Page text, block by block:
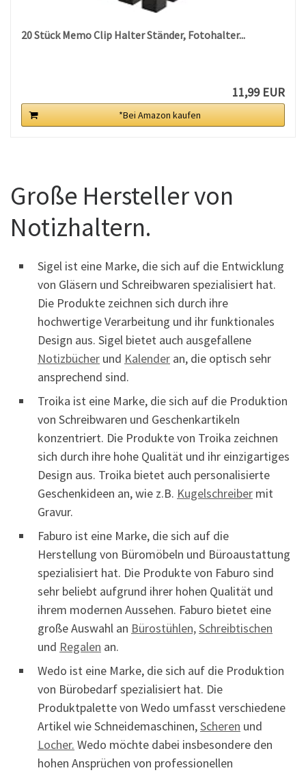
20 Stück Memo Clip Halter Ständer, Fotohalter...
11,99 EUR
*Bei Amazon kaufen
Große Hersteller von
Notizhaltern.
Sigel ist eine Marke, die sich auf die Entwicklung
von Gläsern und Schreibwaren spezialisiert hat.
Die Produkte zeichnen sich durch ihre
hochwertige Verarbeitung und ihr funktionales
Design aus. Sigel bietet auch ausgefallene
Notizbücher und Kalender an, die optisch sehr
ansprechend sind.
Troika ist eine Marke, die sich auf die Produktion
von Schreibwaren und Geschenkartikeln
konzentriert. Die Produkte von Troika zeichnen
sich durch ihre hohe Qualität und ihr einzigartiges
Design aus. Troika bietet auch personalisierte
Geschenkideen an, wie z.B. Kugelschreiber mit
Gravur.
Faburo ist eine Marke, die sich auf die
Herstellung von Büromöbeln und Büroaustattung
spezialisiert hat. Die Produkte von Faburo sind
sehr beliebt aufgrund ihrer hohen Qualität und
ihrem modernen Aussehen. Faburo bietet eine
große Auswahl an Bürostühlen,Schreibtischen
und Regalen an.
Wedo ist eine Marke, die sich auf die Produktion
von Bürobedarf spezialisiert hat. Die
Produktpalette von Wedo umfasst verschiedene
Artikel wie Schneidemaschinen,Scheren und
Locher. Wedo möchte dabei insbesondere den
hohen Ansprüchen von professionellen